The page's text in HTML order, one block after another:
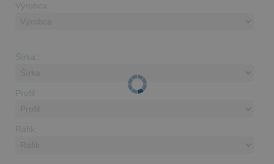
Výrobca:
Šírka:
Profil:
Ráfik: